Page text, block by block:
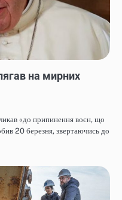
на мирних
«до припинення воєн, що
20 березня, звертаючись до